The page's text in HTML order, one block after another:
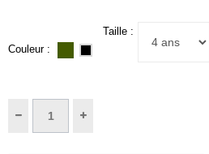
Couleur :
Taille :